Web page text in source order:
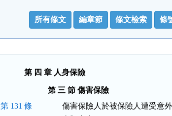
所有條文 編章節 條文檢索 條
第 四 章 人身保險
第 三 節 傷害保險
第 131 條
傷害保險人於被保險人遭受意